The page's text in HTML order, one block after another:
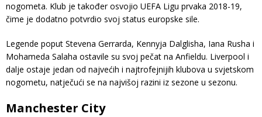
nogometa. Klub je također osvojio UEFA Ligu prvaka 2018-19,
čime je dodatno potvrdio svoj status europske sile.
Legende poput Stevena Gerrarda, Kennyja Dalglisha, Iana Rusha i
Mohameda Salaha ostavile su svoj pečat na Anfieldu. Liverpool i
dalje ostaje jedan od najvećih i najtrofejnijih klubova u svjetskom
nogometu, natječući se na najvišoj razini iz sezone u sezonu.
Manchester City